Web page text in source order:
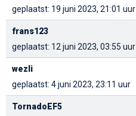
geplaatst: 19 juni 2023, 21:01 uur
frans123
geplaatst: 12 juni 2023, 03:55 uur
wezli
geplaatst: 4 juni 2023, 23:11 uur
TornadoEF5